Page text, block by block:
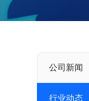
公司新闻
行业动态